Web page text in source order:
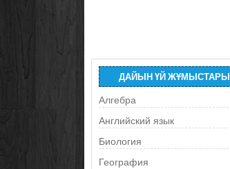
ДАЙЫН ҮЙ ЖҰМЫСТАРЫ
Алгебра
Английский язык
Биология
География